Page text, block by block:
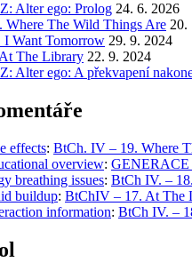
Alter ego: Prolog 24. 6. 2026
The Wild Things Are 20.
Want Tomorrow 29. 9. 2024
The Library 22. 9. 2024
Alter ego: A překvapení
effects: BtCh. IV – 19. Where
overview: GENERACE
breathing issues: BtCh IV. –
buildup: BtChIV – 17. At The
information: BtCh IV. –